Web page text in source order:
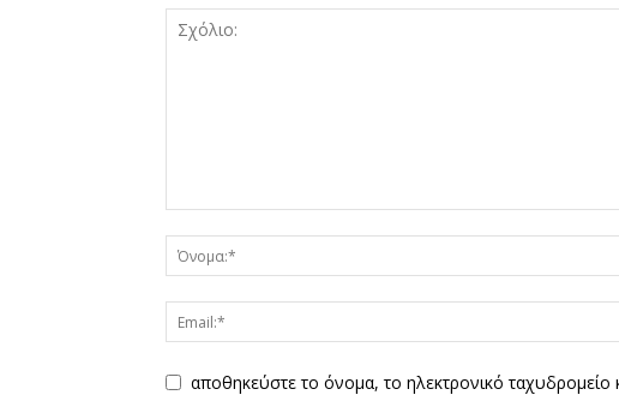
αποθηκεύστε το όνομα, το ηλεκτρονικό